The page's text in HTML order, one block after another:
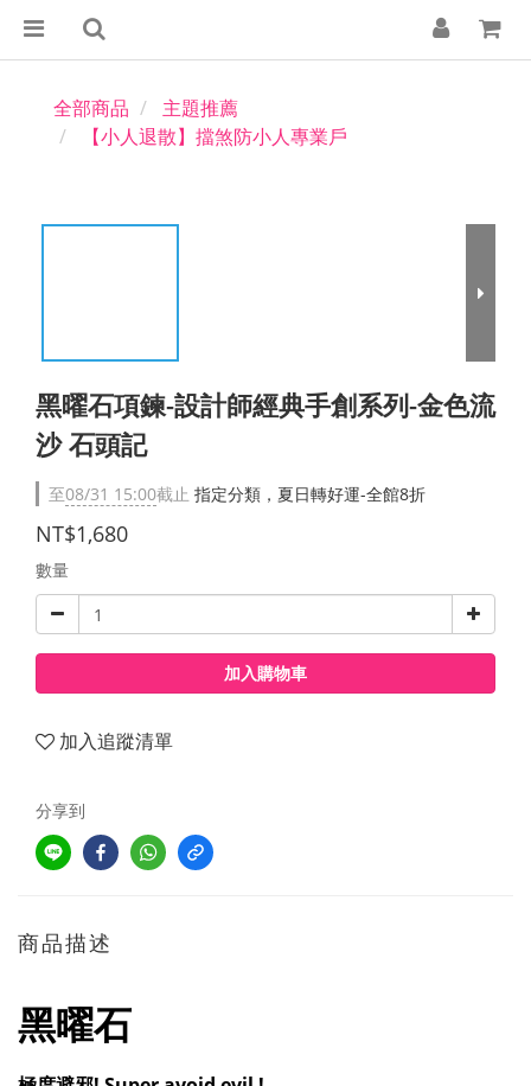
全部商品
主題推薦
【小人退散】擋煞防小人專業戶
黑曜石項鍊-設計師經典手創系列-金色流
沙 石頭記
至08/31 15:00截止 指定分類，夏日轉好運-全館8折
NT$1,680
數量
加入購物車
加入追蹤清單
分享到
商品描述
黑曜石